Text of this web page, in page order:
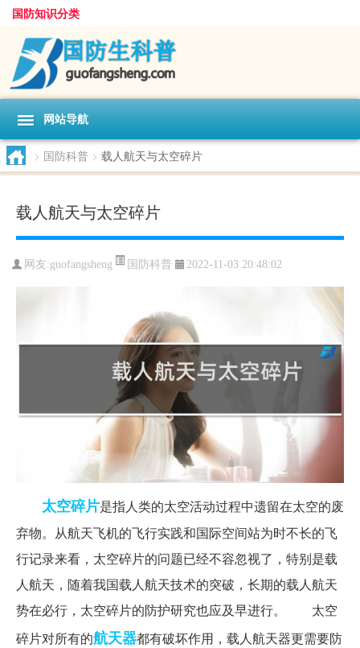
国防知识分类
网站导航
> 国防科普 > 载人航天与太空碎片
载人航天与太空碎片
网友:guofangsheng 国防科普 2022-11-03 20:48:02
太空碎片是指人类的太空活动过程中遗留在太空的废
弃物。从航天飞机的飞行实践和国际空间站为时不长的飞
行记录来看，太空碎片的问题已经不容忽视了，特别是载
人航天，随着我国载人航天技术的突破，长期的载人航天
势在必行，太空碎片的防护研究也应及早进行。 太空
碎片对所有的航天器都有破坏作用，载人航天器更需要防